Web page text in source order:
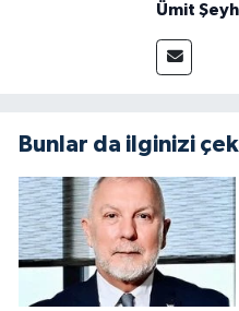
Ümit
Bunlar da ilginizi